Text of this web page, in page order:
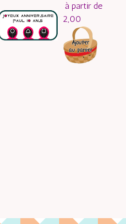
à partir de
2,00